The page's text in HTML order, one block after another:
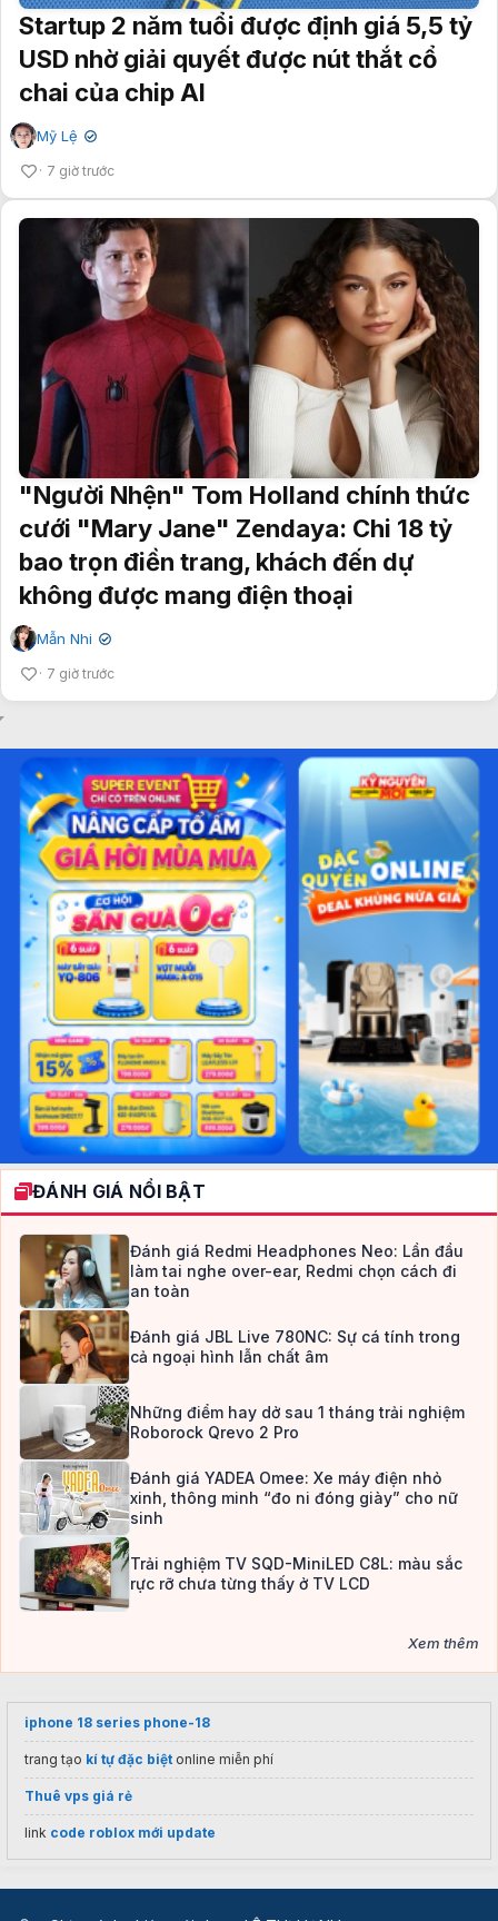
Startup 2 năm tuổi được định giá 5,5 tỷ
USD nhờ giải quyết được nút thắt cổ
chai của chip AI
Mỹ Lệ ✔
7 giờ trước
"Người Nhện" Tom Holland chính thức
cưới "Mary Jane" Zendaya: Chi 18 tỷ
bao trọn điền trang, khách đến dự
không được mang điện thoại
Mẫn Nhi ✔
7 giờ trước
ĐÁNH GIÁ NỔI BẬT
Đánh giá Redmi Headphones Neo: Lần đầu
làm tai nghe over-ear, Redmi chọn cách đi
an toàn
Đánh giá JBL Live 780NC: Sự cá tính trong
cả ngoại hình lẫn chất âm
Những điểm hay dở sau 1 tháng trải nghiệm
Roborock Qrevo 2 Pro
Đánh giá YADEA Omee: Xe máy điện nhỏ
xinh, thông minh “đo ni đóng giày” cho nữ
sinh
Trải nghiệm TV SQD-MiniLED C8L: màu sắc
rực rỡ chưa từng thấy ở TV LCD
Xem thêm
iphone 18 series phone-18
trang tạo kí tự đặc biệt online miễn phí
Thuê vps giá rẻ
link code roblox mới update